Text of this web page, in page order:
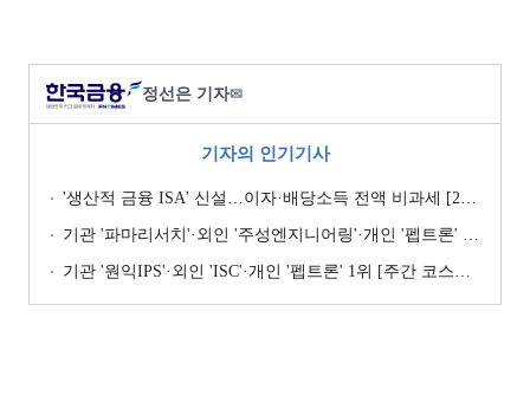
정선은 기자✉
기자의 인기기사
'생산적 금융 ISA' 신설…이자·배당소득 전액 비과세 [2026 세제개편안]
기관 '파마리서치'·외인 '주성엔지니어링'·개인 '펩트론' 1위 [주간 코스닥 순매수- 2026년 7월27일~7월31일]
기관 '원익IPS'·외인 'ISC'·개인 '펩트론' 1위 [주간 코스닥 순매수- 2026년 7월6일~7월10일]